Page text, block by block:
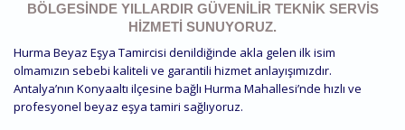
BÖLGESINDE YILLARDIR GÜVENILIR TEKNIK SERVIS
HIZMETI SUNUYORUZ.
Hurma Beyaz Eşya Tamircisi denildiğinde akla gelen ilk isim
olmamızın sebebi kaliteli ve garantili hizmet anlayışımızdır.
Antalya’nın Konyaaltı ilçesine bağlı Hurma Mahallesi’nde hızlı ve
profesyonel beyaz eşya tamiri sağlıyoruz.